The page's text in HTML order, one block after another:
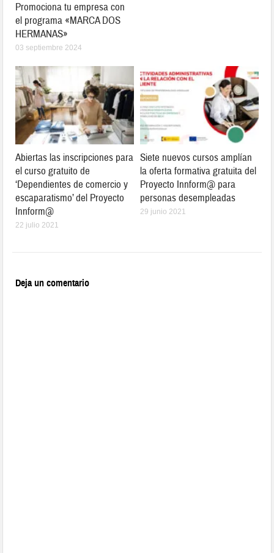
Promociona tu empresa con
el programa «MARCA DOS
HERMANAS»
03 septiembre 2024
Abiertas las inscripciones para
el curso gratuito de
‘Dependientes de comercio y
escaparatismo’ del Proyecto
Innform@
22 julio 2021
Siete nuevos cursos amplían
la oferta formativa gratuita del
Proyecto Innform@ para
personas desempleadas
29 junio 2021
Deja un comentario